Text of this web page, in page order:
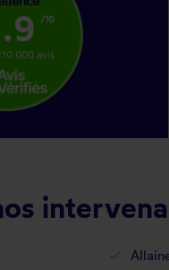
/10
000 avis